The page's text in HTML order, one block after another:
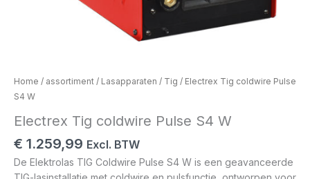
Home / assortiment / Lasapparaten / Tig / Electrex Tig coldwire Pulse
S4 W
Electrex Tig coldwire Pulse S4 W
€ 1.259,99 Excl. BTW
De Elektrolas TIG Coldwire Pulse S4 W is een geavanceerde